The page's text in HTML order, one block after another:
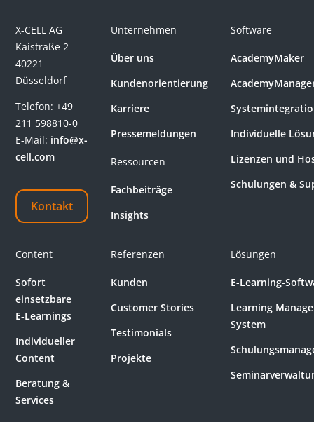
X-CELL AG
Kaistraße 2
40221
Düsseldorf
Telefon:+49
211 598810-0
E-Mail: info@x-
cell.com
Kontakt
Unternehmen
Über uns
Kundenorientierung
Karriere
Pressemeldungen
Ressourcen
Fachbeiträge
Insights
Software
AcademyMaker
Individuelle
Lizenzen und
Schulungen &
Content
Sofort
einsetzbare
E‑Learnings
Individueller
Content
Beratung &
Services
Referenzen
Kunden
Customer Stories
Testimonials
Projekte
Lösungen
E-Learning-
Learning
System